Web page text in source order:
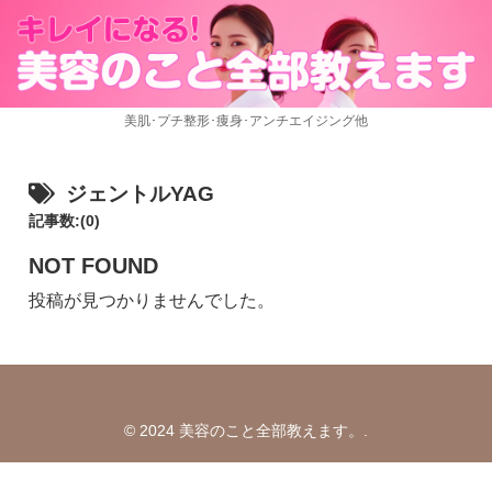
美肌･プチ整形･痩身･アンチエイジング他
ジェントルYAG
記事数:(0)
NOT FOUND
投稿が見つかりませんでした。
© 2024 美容のこと全部教えます。.